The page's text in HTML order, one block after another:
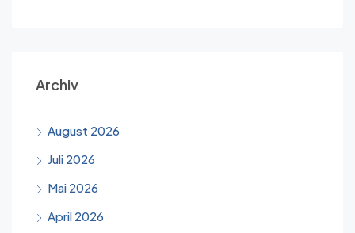
Archiv
August 2026
Juli 2026
Mai 2026
April 2026